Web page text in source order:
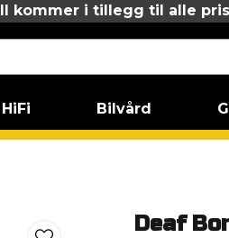
kommer i tillegg til alle
Bilvård
Deaf